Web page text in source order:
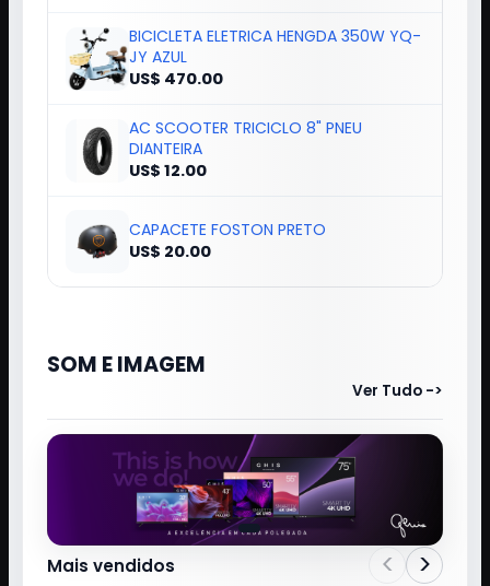
BICICLETA ELETRICA HENGDA 350W YQ-
JY AZUL
US$ 470.00
AC SCOOTER TRICICLO 8" PNEU
DIANTEIRA
US$ 12.00
CAPACETE FOSTON PRETO
US$ 20.00
SOM E IMAGEM
Ver Tudo ->
Mais vendidos < >